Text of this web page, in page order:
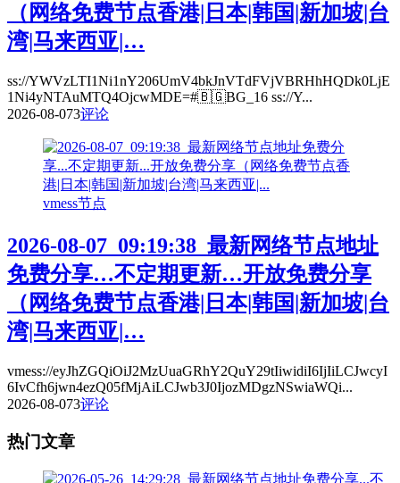
（网络免费节点香港|日本|韩国|新加坡|台
湾|马来西亚|…
ss://YWVzLTI1Ni1nY206UmV4bkJnVTdFVjVBRHhHQDk0LjE
1Ni4yNTAuMTQ4OjcwMDE=#🇧🇬BG_16 ss://Y...
2026-08-073评论
vmess节点
2026-08-07_09:19:38_最新网络节点地址
免费分享…不定期更新…开放免费分享
（网络免费节点香港|日本|韩国|新加坡|台
湾|马来西亚|…
vmess://eyJhZGQiOiJ2MzUuaGRhY2QuY29tIiwidiI6IjIiLCJwcyI
6IvCfh6jwn4ezQ05fMjAiLCJwb3J0IjozMDgzNSwiaWQi...
2026-08-073评论
热门文章